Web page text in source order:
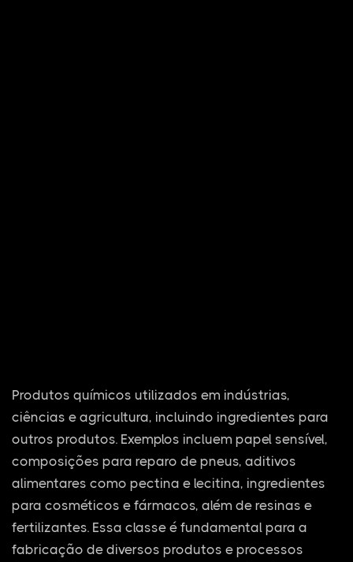
Produtos químicos utilizados em indústrias,
ciências e agricultura, incluindo ingredientes para
outros produtos. Exemplos incluem papel sensível,
composições para reparo de pneus, aditivos
alimentares como pectina e lecitina, ingredientes
para cosméticos e fármacos, além de resinas e
fertilizantes. Essa classe é fundamental para a
fabricação de diversos produtos e processos